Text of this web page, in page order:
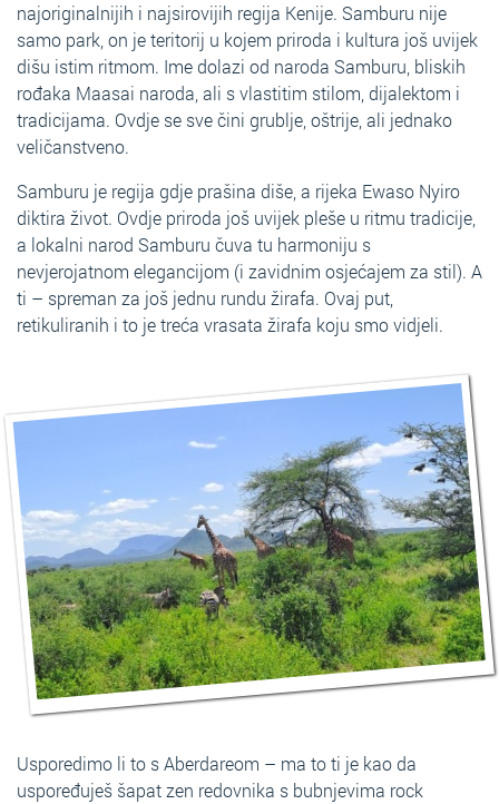
najoriginalnijih i najsirovijih regija Kenije. Samburu nije
samo park, on je teritorij u kojem priroda i kultura još uvijek
dišu istim ritmom. Ime dolazi od naroda Samburu, bliskih
rođaka Maasai naroda, ali s vlastitim stilom, dijalektom i
tradicijama. Ovdje se sve čini grublje, oštrije, ali jednako
veličanstveno.
Samburu je regija gdje prašina diše, a rijeka Ewaso Nyiro
diktira život. Ovdje priroda još uvijek pleše u ritmu tradicije,
a lokalni narod Samburu čuva tu harmoniju s
nevjerojatnom elegancijom (i zavidnim osjećajem za stil). A
ti – spreman za još jednu rundu žirafa. Ovaj put,
retikuliranih i to je treća vrasata žirafa koju smo vidjeli.
Usporedimo li to s Aberdareom – ma to ti je kao da
uspoređuješ šapat zen redovnika s bubnjevima rock